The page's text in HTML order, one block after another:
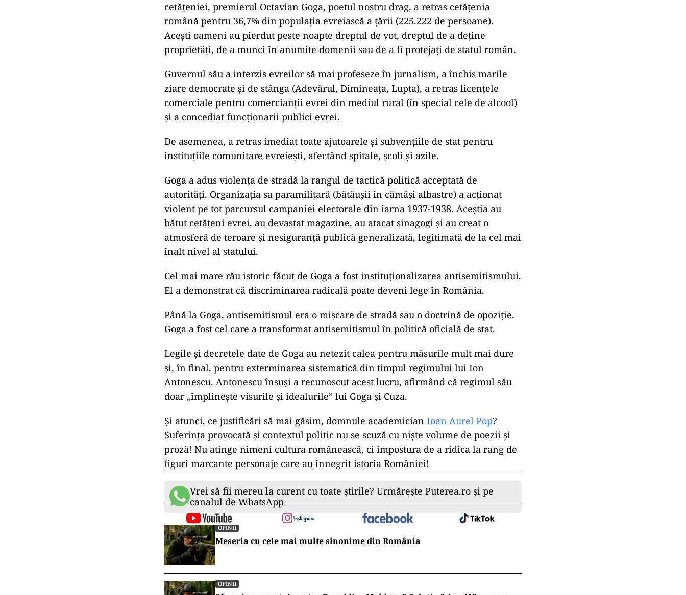
cetățeniei, premierul Octavian Goga, poetul nostru drag, a retras cetățenia
română pentru 36,7% din populația evreiască a țării (225.222 de persoane).
Acești oameni au pierdut peste noapte dreptul de vot, dreptul de a deține
proprietăți, de a munci în anumite domenii sau de a fi protejați de statul român.
Guvernul său a interzis evreilor să mai profeseze în jurnalism, a închis marile
ziare democrate și de stânga (Adevărul, Dimineața, Lupta), a retras licențele
comerciale pentru comercianții evrei din mediul rural (în special cele de alcool)
și a concediat funcționarii publici evrei.
De asemenea, a retras imediat toate ajutoarele și subvențiile de stat pentru
instituțiile comunitare evreiești, afectând spitale, școli și azile.
Goga a adus violența de stradă la rangul de tactică politică acceptată de
autorități. Organizația sa paramilitară (bătăușii în cămăși albastre) a acționat
violent pe tot parcursul campaniei electorale din iarna 1937-1938. Aceștia au
bătut cetățeni evrei, au devastat magazine, au atacat sinagogi și au creat o
atmosferă de teroare și nesiguranță publică generalizată, legitimată de la cel mai
înalt nivel al statului.
Cel mai mare rău istoric făcut de Goga a fost instituționalizarea antisemitismului.
El a demonstrat că discriminarea radicală poate deveni lege în România.
Până la Goga, antisemitismul era o mișcare de stradă sau o doctrină de opoziție.
Goga a fost cel care a transformat antisemitismul în politică oficială de stat.
Legile și decretele date de Goga au netezit calea pentru măsurile mult mai dure
și, în final, pentru exterminarea sistematică din timpul regimului lui Ion
Antonescu. Antonescu însuși a recunoscut acest lucru, afirmând că regimul său
doar „împlinește visurile și idealurile” lui Goga și Cuza.
Și atunci, ce justificări să mai găsim, domnule academician Ioan Aurel Pop?
Suferința provocată și contextul politic nu se scuză cu niște volume de poezii și
proză! Nu atinge nimeni cultura românească, ci impostura de a ridica la rang de
figuri marcante personaje care au înnegrit istoria României!
Vrei să fii mereu la curent cu toate știrile? Urmărește Puterea.ro și pe
canalul de WhatsApp
OPINII
Meseria cu cele mai multe sinonime din România
OPINII